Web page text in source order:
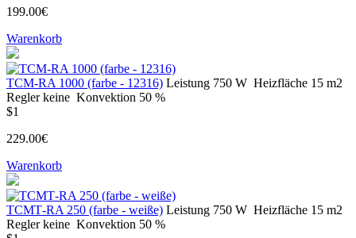
199.00€
Warenkorb
ТСМ-RA 1000 (farbe - 12316) Leistung 750 W Heizfläche 15 m2
Regler keine Konvektion 50 %
$1
229.00€
Warenkorb
ТСМТ-RA 250 (farbe - weiße) Leistung 750 W Heizfläche 15 m2
Regler keine Konvektion 50 %